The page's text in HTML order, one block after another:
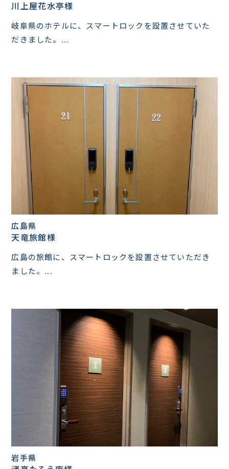
川上屋花水亭様
岐阜県のホテルに、スマートロックを設置させていた
だきました。...
広島県
天竜旅館様
広島の旅館に、スマートロックを設置させていただき
ました。...
岩手県